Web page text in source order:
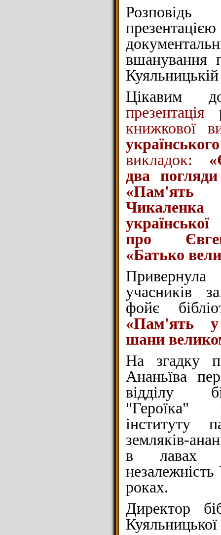
Розповідь
вшанування
Цікавим
презентація
книжкової
викладок:
два
про
«Батько
учасників
фойє
«Пам'ять у
шани
На згадку
Ананьїва
відділу
"Героїка"
інституту
земляків-
в лавах
роках.
Директор